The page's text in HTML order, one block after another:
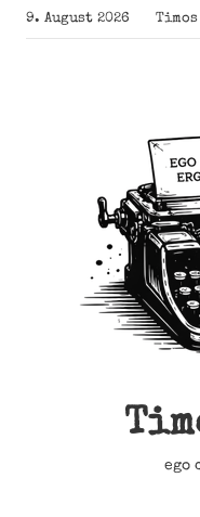
Zum
Inhalt
9. August 2026 Timos
ego